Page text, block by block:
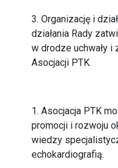
3. Organizację i
działania Rady
w drodze uchwały
Asocjacji PTK.
1. Asocjacja PTK
promocji i rozwoju
wiedzy
echokardiografią.